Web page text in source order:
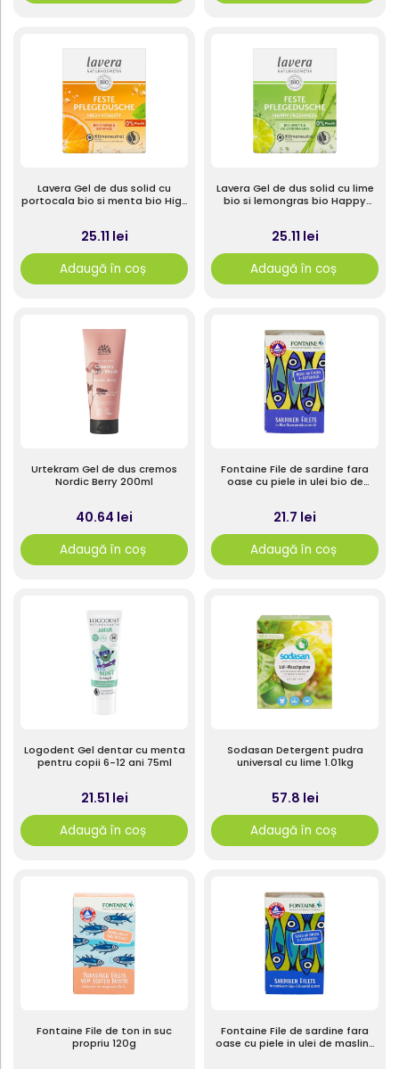
Lavera Gel de dus solid cu
portocala bio si menta bio High
25.11 lei
Adaugă în coș
Lavera Gel de dus solid cu lime
bio si lemongras bio Happy
25.11 lei
Adaugă în coș
Urtekram Gel de dus cremos
Nordic Berry 200ml
40.64 lei
Adaugă în coș
Fontaine File de sardine fara
oase cu piele in ulei bio de
21.7 lei
Adaugă în coș
Logodent Gel dentar cu menta
pentru copii 6-12 ani 75ml
21.51 lei
Adaugă în coș
Sodasan Detergent pudra
universal cu lime 1.01kg
57.8 lei
Adaugă în coș
Fontaine File de ton in suc
propriu 120g
Fontaine File de sardine fara
oase cu piele in ulei de masline